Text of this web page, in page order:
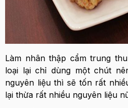
Làm nhân thập cẩm trung
loại lại chỉ dùng một chút
nguyên liệu thì sẽ tốn rất
lại thừa rất nhiều nguyên liệu